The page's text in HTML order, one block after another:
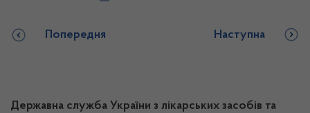
Попередня Наступна
Державна служба України з лікарських засобів та